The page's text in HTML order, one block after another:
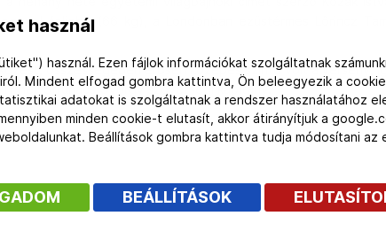
feljebb (66 kg), a Londonban ezüstérmes Lőrincz
összességében erősen közepes szintű volt a verseny,
nek Struhács György szövetségi kapitány.
használ
használ. Ezen fájlok információkat szolgáltatnak
Mindent elfogad gombra kattintva, Ön beleegyezik a
adatokat is szolgáltatnak a rendszer használatához
minden cookie-t elutasít, akkor átirányítjuk a
Beállítások gombra kattintva tudja módosítani
BEÁLLÍTÁSOK